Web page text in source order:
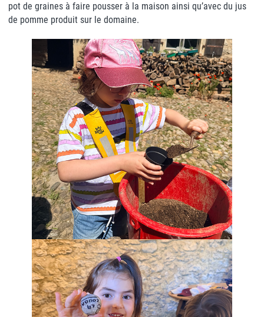
pot de graines à faire pousser à la maison ainsi qu’avec du jus
de pomme produit sur le domaine.